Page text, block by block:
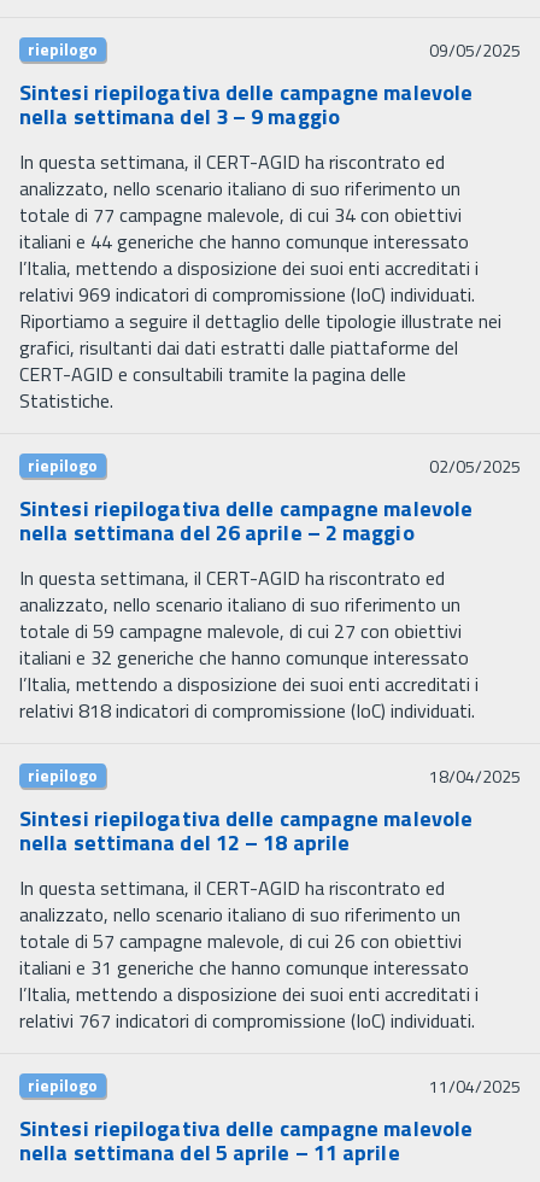
riepilogo 09/05/2025
Sintesi riepilogativa delle campagne malevole
nella settimana del 3 – 9 maggio
In questa settimana, il CERT-AGID ha riscontrato ed
analizzato, nello scenario italiano di suo riferimento un
totale di 77 campagne malevole, di cui 34 con obiettivi
italiani e 44 generiche che hanno comunque interessato
l’Italia, mettendo a disposizione dei suoi enti accreditati i
relativi 969 indicatori di compromissione (IoC) individuati.
Riportiamo a seguire il dettaglio delle tipologie illustrate nei
grafici, risultanti dai dati estratti dalle piattaforme del
CERT-AGID e consultabili tramite la pagina delle
Statistiche.
riepilogo 02/05/2025
Sintesi riepilogativa delle campagne malevole
nella settimana del 26 aprile – 2 maggio
In questa settimana, il CERT-AGID ha riscontrato ed
analizzato, nello scenario italiano di suo riferimento un
totale di 59 campagne malevole, di cui 27 con obiettivi
italiani e 32 generiche che hanno comunque interessato
l’Italia, mettendo a disposizione dei suoi enti accreditati i
relativi 818 indicatori di compromissione (IoC) individuati.
riepilogo 18/04/2025
Sintesi riepilogativa delle campagne malevole
nella settimana del 12 – 18 aprile
In questa settimana, il CERT-AGID ha riscontrato ed
analizzato, nello scenario italiano di suo riferimento un
totale di 57 campagne malevole, di cui 26 con obiettivi
italiani e 31 generiche che hanno comunque interessato
l’Italia, mettendo a disposizione dei suoi enti accreditati i
relativi 767 indicatori di compromissione (IoC) individuati.
riepilogo 11/04/2025
Sintesi riepilogativa delle campagne malevole
nella settimana del 5 aprile – 11 aprile